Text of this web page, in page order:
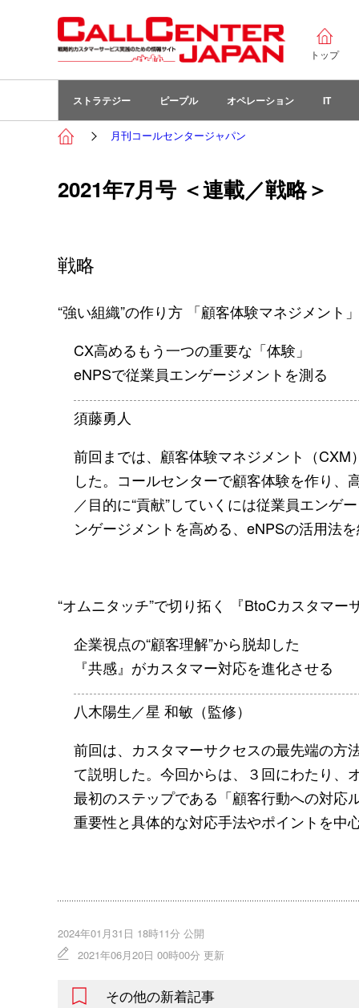
トップ
ストラテジー ピープル オペレーション IT
月刊コールセンタージャパン
2021年7月号 ＜連載／戦略＞
戦略
“強い組織”の作り方 「顧客体験マネジメント
CX高めるもう一つの重要な「体験」
eNPSで従業員エンゲージメントを測る
須藤勇人
前回までは、顧客体験マネジメント（
した。コールセンターで顧客体験を作り
／目的に“貢献”していくには従業員エンゲ
ンゲージメントを高める、eNPSの活用法を
“オムニタッチ”で切り拓く 『BtoCカスタマー
企業視点の“顧客理解”から脱却した
『共感』がカスタマー対応を進化させる
八木陽生／星 和敏（監修）
前回は、カスタマーサクセスの最先端の方
て説明した。今回からは、３回にわたり、
最初のステップである「顧客行動への対応
重要性と具体的な対応手法やポイントを中
2024年01月31日 18時11分 公開
2021年06月20日 00時00分 更新
その他の新着記事